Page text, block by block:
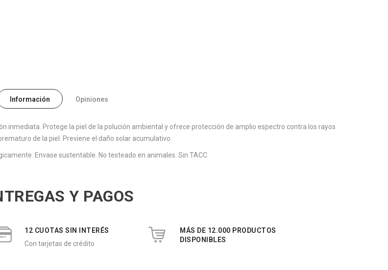
Información Opiniones
inmediata. Protege la piel de la polución ambiental y ofrece protección de amplio espectro contra los rayos
de la piel. Previene el daño solar acumulativo.
Envase sustentable. No testeado en animales. Sin TACC.
Y PAGOS
12 CUOTAS SIN INTERÉS
Con tarjetas de crédito
MÁS DE 12.000 PRODUCTOS
DISPONIBLES